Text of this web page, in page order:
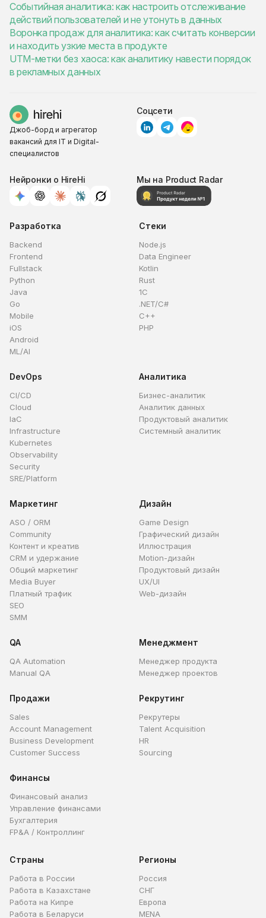
Событийная аналитика: как настроить отслеживание
действий пользователей и не утонуть в данных
Воронка продаж для аналитика: как считать конверсии
и находить узкие места в продукте
UTM-метки без хаоса: как аналитику навести порядок
в рекламных данных
Джоб-борд и агрегатор
вакансий для IT и Digital-
специалистов
Соцсети
Нейронки о HireHi Мы на Product Radar
Разработка
Backend
Frontend
Fullstack
Python
Java
Go
Mobile
iOS
Android
ML/AI
Стеки
Node.js
Data Engineer
Kotlin
Rust
1C
.NET/C#
C++
PHP
DevOps
CI/CD
Cloud
IaC
Infrastructure
Kubernetes
Observability
Security
SRE/Platform
Аналитика
Бизнес-аналитик
Аналитик данных
Продуктовый аналитик
Системный аналитик
Маркетинг
ASO / ORM
Community
Контент и креатив
CRM и удержание
Общий маркетинг
Media Buyer
Платный трафик
SEO
SMM
Дизайн
Game Design
Графический дизайн
Иллюстрация
Motion-дизайн
Продуктовый дизайн
UX/UI
Web-дизайн
QA
QA Automation
Manual QA
Менеджмент
Менеджер продукта
Менеджер проектов
Продажи
Sales
Account Management
Business Development
Customer Success
Рекрутинг
Рекрутеры
Talent Acquisition
HR
Sourcing
Финансы
Финансовый анализ
Управление финансами
Бухгалтерия
FP&A / Контроллинг
Страны
Работа в России
Работа в Казахстане
Работа на Кипре
Работа в Беларуси
Регионы
Россия
СНГ
Европа
MENA